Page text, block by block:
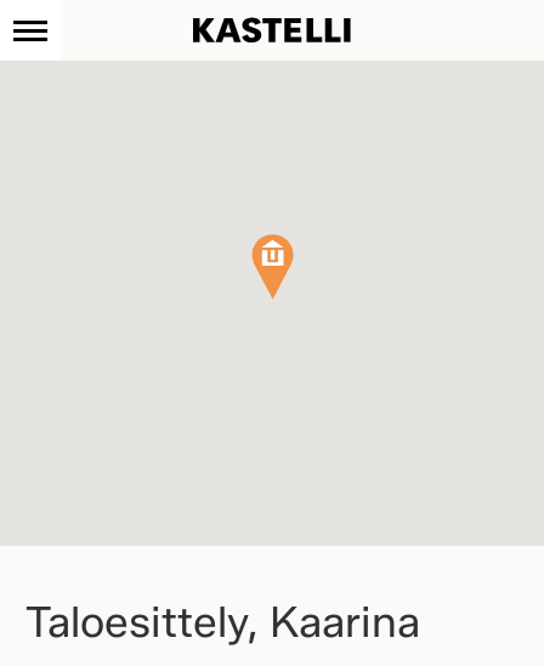
Kastelli
Taloesittely, Kaarina